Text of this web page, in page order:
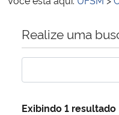
Ministério da Economia
Ministério da Infraestrutura
Início do conteúdo
Realize uma
Exibindo 1 resultado